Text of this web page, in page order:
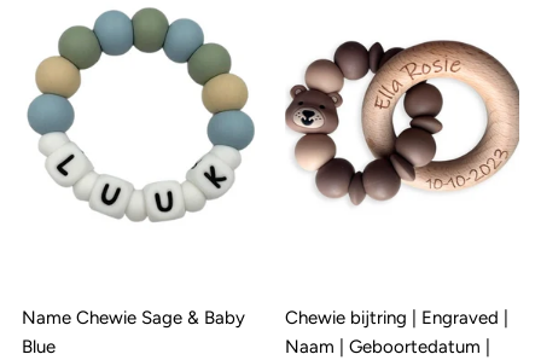
Name Chewie Sage & Baby
Blue
Chewie bijtring | Engraved |
Naam | Geboortedatum |